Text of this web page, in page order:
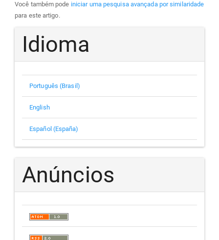
Você também pode iniciar uma pesquisa avançada por similaridade
para este artigo.
Idioma
Português (Brasil)
English
Español (España)
Anúncios